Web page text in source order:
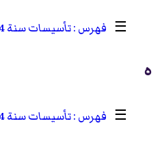
☰ تأسيسات سنة 1954 في نيبال
ه
☰ تأسيسات سنة 1954 في الهند